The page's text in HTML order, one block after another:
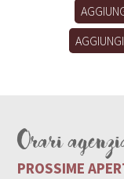
Orari
PROSSIME